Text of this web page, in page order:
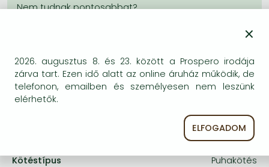
Frieren manga
A termék adatai:
Kiadó
1987. január 1.
Kötéstípus
Puhakötés
×
2026. augusztus 8. és 23. között a Prospero irodája
zárva tart. Ezen idő alatt az online áruház működik, de
telefonon, emailben és személyesen nem leszünk
elérhetők.
ELFOGADOM